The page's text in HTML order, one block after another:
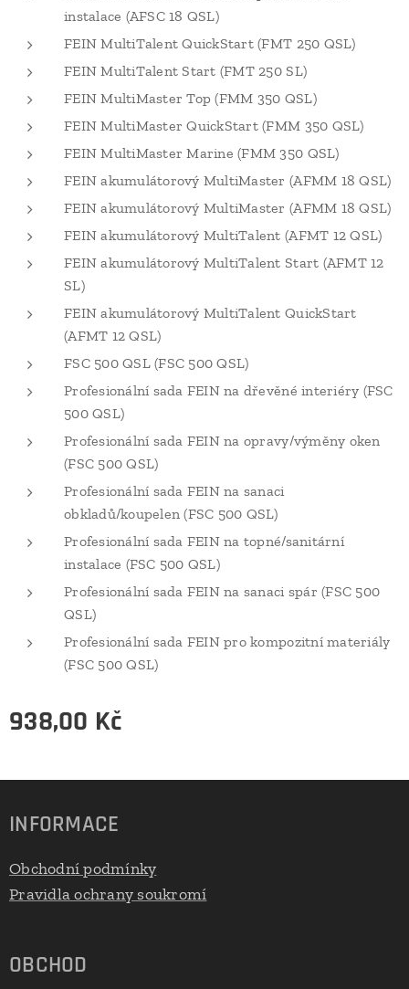
instalace (AFSC 18 QSL)
FEIN MultiTalent QuickStart (FMT 250 QSL)
FEIN MultiTalent Start (FMT 250 SL)
FEIN MultiMaster Top (FMM 350 QSL)
FEIN MultiMaster QuickStart (FMM 350 QSL)
FEIN MultiMaster Marine (FMM 350 QSL)
FEIN akumulátorový MultiMaster (AFMM 18 QSL)
FEIN akumulátorový MultiMaster (AFMM 18 QSL)
FEIN akumulátorový MultiTalent (AFMT 12 QSL)
FEIN akumulátorový MultiTalent Start (AFMT 12
SL)
FEIN akumulátorový MultiTalent QuickStart
(AFMT 12 QSL)
FSC 500 QSL (FSC 500 QSL)
Profesionální sada FEIN na dřevěné interiéry (FSC
500 QSL)
Profesionální sada FEIN na opravy/výměny oken
(FSC 500 QSL)
Profesionální sada FEIN na sanaci
obkladů/koupelen (FSC 500 QSL)
Profesionální sada FEIN na topné/sanitární
instalace (FSC 500 QSL)
Profesionální sada FEIN na sanaci spár (FSC 500
QSL)
Profesionální sada FEIN pro kompozitní materiály
(FSC 500 QSL)
938,00 Kč
INFORMACE
Obchodní podmínky
Pravidla ochrany soukromí
OBCHOD